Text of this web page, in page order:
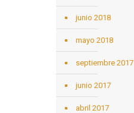
junio 2018
mayo 2018
septiembre 2017
junio 2017
abril 2017